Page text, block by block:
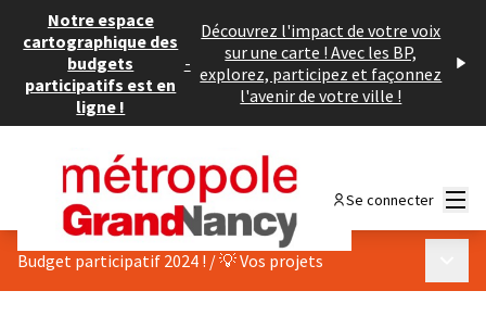
Notre espace
cartographique des
budgets
participatifs est en
ligne !
-
Découvrez l'impact de votre voix
sur une carte ! Avec les BP,
explorez, participez et façonnez
l'avenir de votre ville !
Se connecter
Budget participatif 2024 ! /💡 Vos projets